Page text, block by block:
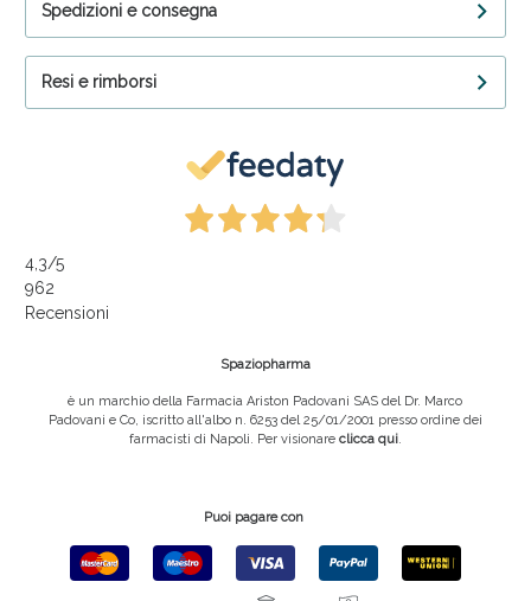
Spedizioni e consegna
Resi e rimborsi
4,3/5
962
Recensioni
Spaziopharma
è un marchio della Farmacia Ariston Padovani SAS del Dr. Marco
Padovani e Co, iscritto all'albo n. 6253 del 25/01/2001 presso ordine dei
farmacisti di Napoli. Per visionare clicca qui.
Puoi pagare con